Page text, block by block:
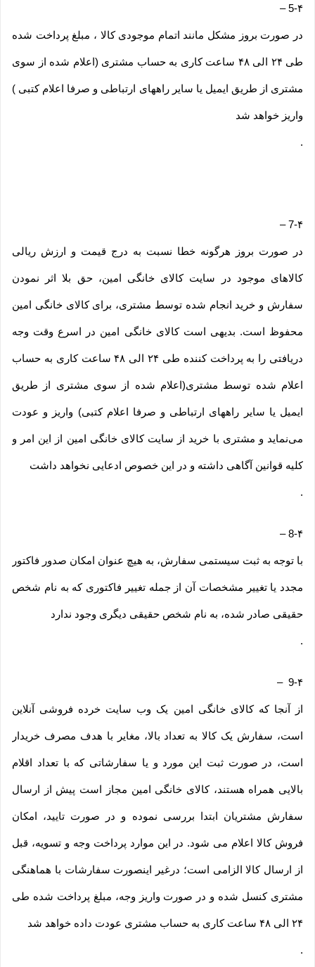
5-۴–
در صورت بروز مشکل مانند اتمام موجودی کالا ، مبلغ پرداخت شده
طی ۲۴ الی ۴۸ ساعت کاری به حساب مشتری (اعلام شده از سوی
مشتری از طریق ایمیل یا سایر راههای ارتباطی و صرفا اعلام کتبی )
واریز خواهد شد
.
7-۴–
در صورت بروز هرگونه خطا نسبت به درج قیمت و ارزش ریالی
کالاهای موجود در سایت کالای خانگی امین، حق بلا اثر نمودن
سفارش و خرید انجام شده توسط مشتری، برای کالای خانگی امین
محفوظ است. بدیهی است کالای خانگی امین در اسرع وقت وجه
دریافتی را به پرداخت کننده طی ۲۴ الی ۴۸ ساعت کاری به حساب
اعلام شده توسط مشتری(اعلام شده از سوی مشتری از طریق
ایمیل یا سایر راههای ارتباطی و صرفا اعلام کتبی) واریز و عودت
می‌نماید و مشتری با خرید از سایت کالای خانگی امین از این امر و
کلیه قوانین آگاهی داشته و در این خصوص ادعایی نخواهد داشت
.
8-۴–
با توجه به ثبت سیستمی سفارش، به هیچ عنوان امکان صدور فاکتور
مجدد یا تغییر مشخصات آن از جمله تغییر فاکتوری که به نام شخص
حقیقی صادر شده، به نام شخص حقیقی دیگری وجود ندارد
.
9-۴ –
از آنجا که کالای خانگی امین یک وب ‌سایت خرده‌ فروشی آنلاین
است، سفارش یک کالا به تعداد بالا، مغایر با هدف مصرف خریدار
است، در صورت ثبت این مورد و یا سفارشاتی که با تعداد اقلام
بالایی همراه هستند، کالای خانگی امین مجاز است پیش از ارسال
سفارش مشتریان ابتدا بررسی نموده و در صورت تایید، امکان
فروش کالا اعلام می شود. در این موارد پرداخت وجه و تسویه، قبل
از ارسال کالا الزامی است؛ درغیر اینصورت سفارشات با هماهنگی
مشتری کنسل شده و در صورت واریز وجه، مبلغ پرداخت شده طی
۲۴ الی ۴۸ ساعت کاری به حساب مشتری عودت داده خواهد شد
.